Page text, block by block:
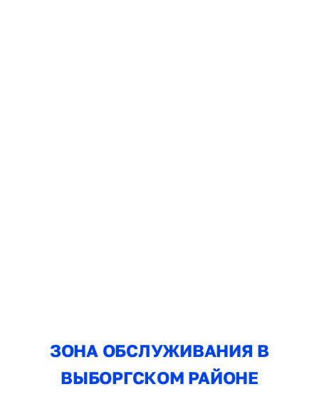
ЗОНА ОБСЛУЖИВАНИЯ В
ВЫБОРГСКОМ РАЙОНЕ